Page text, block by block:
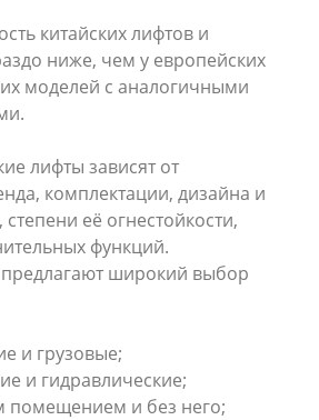
китайских лифтов и
ниже, чем у европейских
моделей с аналогичными
лифты зависят от
комплектации, дизайна и
её огнестойкости,
функций.
широкий выбор
и грузовые;
и гидравлические;
и без него;